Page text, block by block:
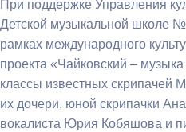
При поддержке Управления
Детской музыкальной школе
рамках международного
проекта «Чайковский –
классы известных скрипачей
их дочери, юной скрипачки
вокалиста Юрия Кобяшова и